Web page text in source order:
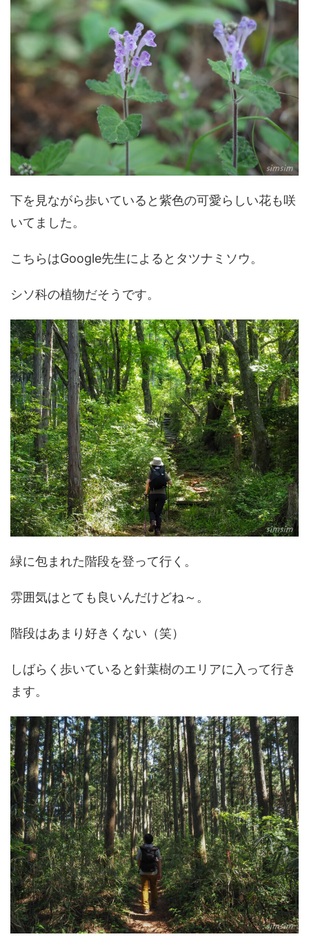
下を見ながら歩いていると紫色の可愛らしい花も咲
いてました。
こちらはGoogle先生によるとタツナミソウ。
シソ科の植物だそうです。
緑に包まれた階段を登って行く。
雰囲気はとても良いんだけどね～。
階段はあまり好きくない（笑）
しばらく歩いていると針葉樹のエリアに入って行き
ます。